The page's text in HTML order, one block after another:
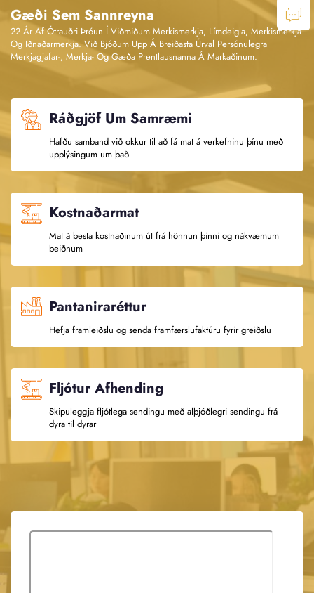
Gæði Sem Sannreyna
22 Ár Af Ótrauðri Þróun Í Viðmiðum Merkismerkja, Límdeigla, Merkismerkja
Og Iðnaðarmerkja. Við Bjóðum Upp Á Breiðasta Úrval Persónulegra
Merkjagjafar-, Merkja- Og Gæða Prentlausnanna Á Markaðinum.
Ráðgjöf Um Samræmi
Hafðu samband við okkur til að fá mat á verkefninu þínu með
upplýsingum um það
Kostnaðarmat
Mat á besta kostnaðinum út frá hönnun þinni og nákvæmum
beiðnum
Pantaniraréttur
Hefja framleiðslu og senda framfærslufaktúru fyrir greiðslu
Fljótur Afhending
Skipuleggja fljótlega sendingu með alþjóðlegri sendingu frá
dyra til dyrar